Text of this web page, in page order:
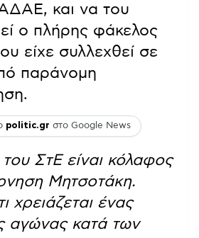
και να του
ο πλήρης φάκελος
είχε συλλεχθεί σε
παράνομη
politic.gr στο Google News
ΣτΕ είναι κόλαφος
Μητσοτάκη.
χρειάζεται ένας
αγώνας κατά των